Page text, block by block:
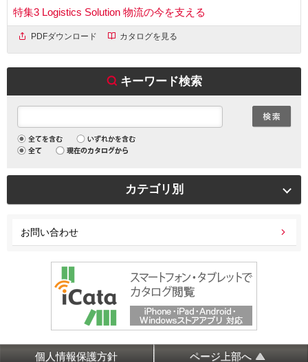
特集3 Logistics Solution 物流の今を支える
PDFダウンロード カタログを見る
キーワード検索
カテゴリ別
お問い合わせ
ページ上部へ
個人情報保護方針